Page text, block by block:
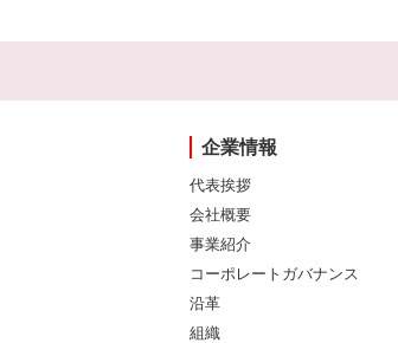
企業情報
代表挨拶
会社概要
事業紹介
コーポレートガバナンス
沿革
組織